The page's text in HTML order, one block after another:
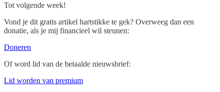
Tot volgende week!
Vond je dit gratis artikel hartstikke te gek? Overweeg dan een
donatie, als je mij financieel wil steunen:
Doneren
Of word lid van de betaalde nieuwsbrief:
Lid worden van premium